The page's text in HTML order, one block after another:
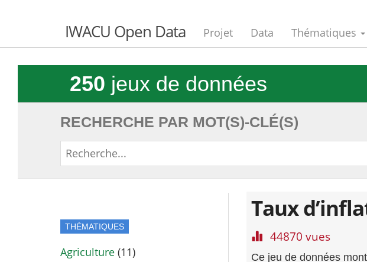
IWACU Open Data Projet Data Thématiques
250 jeux de données
RECHERCHE PAR MOT(S)-CLÉ(S)
THÉMATIQUES
Agriculture (11)
Taux
44870 vues
Ce jeu de données